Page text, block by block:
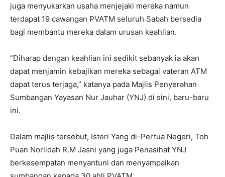
juga menyukarkan usaha menjejaki mereka namun
terdapat 19 cawangan PVATM seluruh Sabah bersedia
bagi membantu mereka dalam urusan keahlian.
“Diharap dengan keahlian ini sedikit sebanyak ia akan
dapat menjamin kebajikan mereka sebagai vateran ATM
dapat terus terjaga,” katanya pada Majlis Penyerahan
Sumbangan Yayasan Nur Jauhar (YNJ) di sini, baru-baru
ini.
Dalam majlis tersebut, Isteri Yang di-Pertua Negeri, Toh
Puan Norlidah R.M Jasni yang juga Penasihat YNJ
berkesempatan menyantuni dan menyampaikan